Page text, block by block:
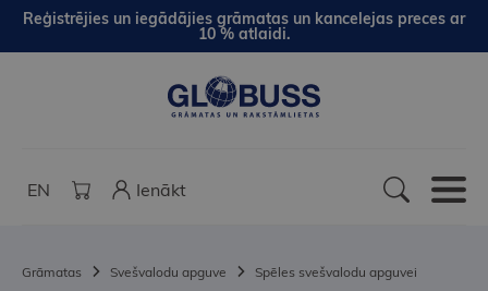
Reģistrējies un iegādājies grāmatas un kancelejas preces ar
10 % atlaidi.
EN Ienākt
Grāmatas Svešvalodu apguve
Spēles svešvalodu apguvei